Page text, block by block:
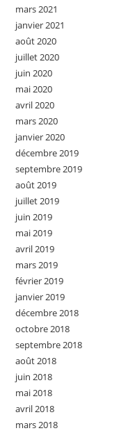
mars 2021
janvier 2021
août 2020
juillet 2020
juin 2020
mai 2020
avril 2020
mars 2020
janvier 2020
décembre 2019
septembre 2019
août 2019
juillet 2019
juin 2019
mai 2019
avril 2019
mars 2019
février 2019
janvier 2019
décembre 2018
octobre 2018
septembre 2018
août 2018
juin 2018
mai 2018
avril 2018
mars 2018